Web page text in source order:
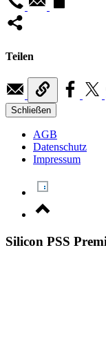
Teilen
Schließen
AGB
Datenschutz
Impressum
Silicon PSS